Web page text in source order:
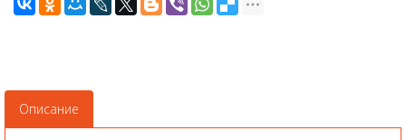
Описание